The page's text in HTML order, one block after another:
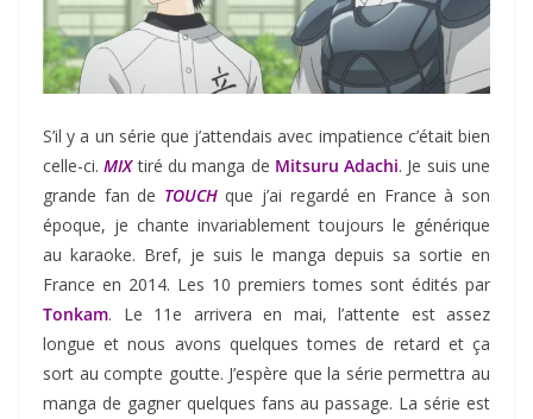
S’il y a un série que j’attendais avec impatience c’était bien
celle-ci.MIXtiré du manga de Mitsuru Adachi. Je suis une
grande fan de TOUCHque j’ai regardé en France à son
époque, je chante invariablement toujours le générique
au karaoke. Bref, je suis le manga depuis sa sortie en
France en 2014. Les 10 premiers tomes sont édités par
Tonkam. Le 11e arrivera en mai, l’attente est assez
longue et nous avons quelques tomes de retard et ça
sort au compte goutte. J’espère que la série permettra au
manga de gagner quelques fans au passage. La série est